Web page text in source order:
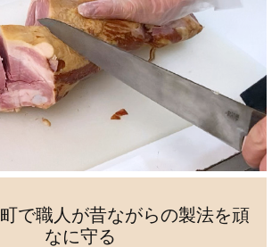
で職人が昔ながらの製法を頑
なに守る